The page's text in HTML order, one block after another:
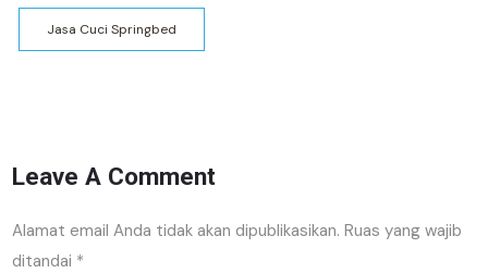
Jasa Cuci Springbed
Leave A Comment
Alamat email Anda tidak akan dipublikasikan. Ruas yang wajib
ditandai *